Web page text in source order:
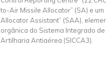
to-Air Missile Allocator” (SA) e
Allocator Assistant” (SAA),
orgânica do Sistema Integrado
Artilharia Antiaérea (SICCA3).